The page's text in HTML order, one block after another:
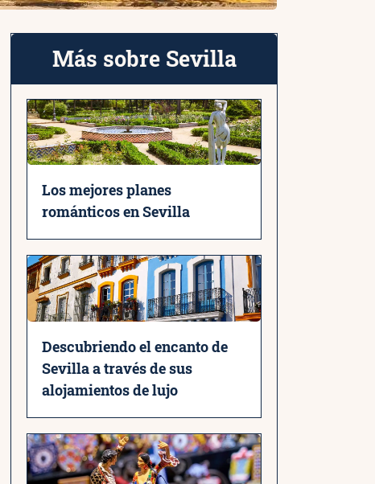
Más sobre Sevilla
Los mejores planes
románticos en Sevilla
Descubriendo el encanto de
Sevilla a través de sus
alojamientos de lujo